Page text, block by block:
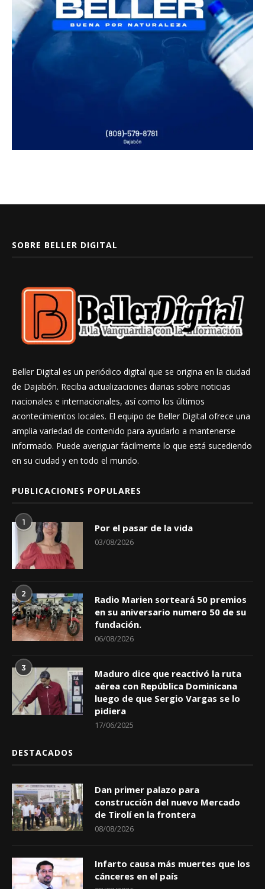
SOBRE BELLER DIGITAL
Beller Digital es un periódico digital que se origina en la ciudad
de Dajabón. Reciba actualizaciones diarias sobre noticias
nacionales e internacionales, así como los últimos
acontecimientos locales. El equipo de Beller Digital ofrece una
amplia variedad de contenido para ayudarlo a mantenerse
informado. Puede averiguar fácilmente lo que está sucediendo
en su ciudad y en todo el mundo.
PUBLICACIONES POPULARES
1 Por el pasar de la vida
03/08/2026
2
Radio Marien sorteará 50 premios
en su aniversario numero 50 de su
fundación.
06/08/2026
3
Maduro dice que reactivó la ruta
aérea con República Dominicana
luego de que Sergio Vargas se lo
pidiera
17/06/2025
DESTACADOS
Dan primer palazo para
construcción del nuevo Mercado
de Tirolí en la frontera
08/08/2026
Infarto causa más muertes que los
cánceres en el país